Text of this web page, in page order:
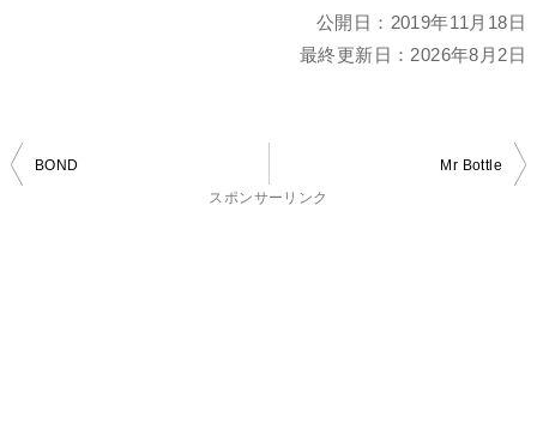
公開日： 2019年11月18日
最終更新日： 2026年8月2日
投
BOND
Mr Bottle
スポンサーリンク